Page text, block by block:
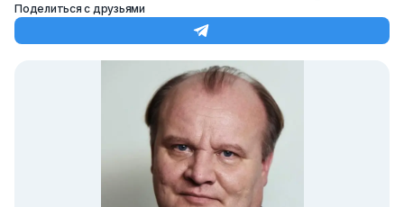
Поделиться с друзьями